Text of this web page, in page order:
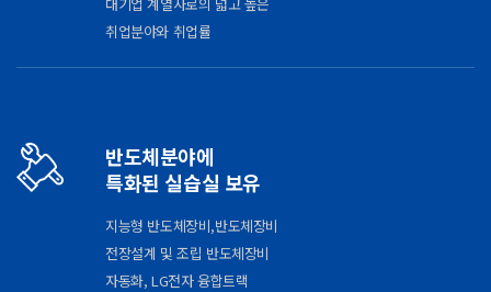
취업분야와 취업률
반도체분야에
특화된 실습실 보유
지능형 반도체장비,반도체장비
전장설계 및 조립 반도체장비
자동화, LG전자 융합트랙